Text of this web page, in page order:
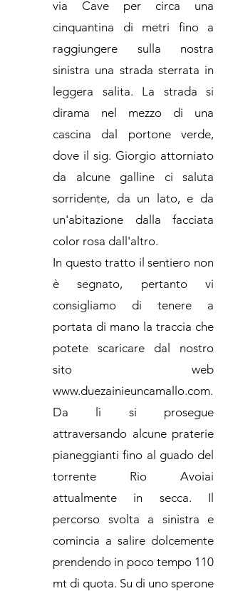
via Cave per circa una
cinquantina di metri fino a
raggiungere sulla nostra
sinistra una strada sterrata in
leggera salita. La strada si
dirama nel mezzo di una
cascina dal portone verde,
dove il sig. Giorgio attorniato
da alcune galline ci saluta
sorridente, da un lato, e da
un'abitazione dalla facciata
color rosa dall'altro.
In questo tratto il sentiero non
è segnato, pertanto vi
consigliamo di tenere a
portata di mano la traccia che
potete scaricare dal nostro
sito web
www.duezainieuncamallo.com.
Da lì si prosegue
attraversando alcune praterie
pianeggianti fino al guado del
torrente Rio Avoiai
attualmente in secca. Il
percorso svolta a sinistra e
comincia a salire dolcemente
prendendo in poco tempo 110
mt di quota. Su di uno sperone